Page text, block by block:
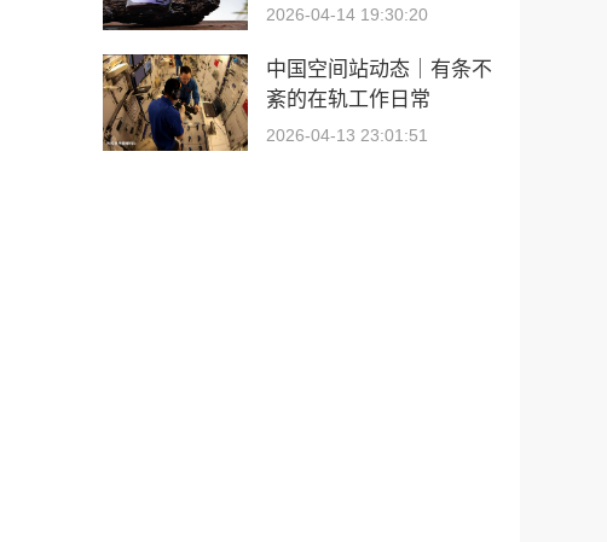
2026-04-14 19:30:20
中国空间站动态｜有条不
紊的在轨工作日常
2026-04-13 23:01:51